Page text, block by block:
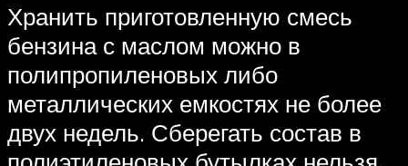
Хранить приготовленную смесь
бензина с маслом можно в
полипропиленовых либо
металлических емкостях не более
двух недель. Сберегать состав в